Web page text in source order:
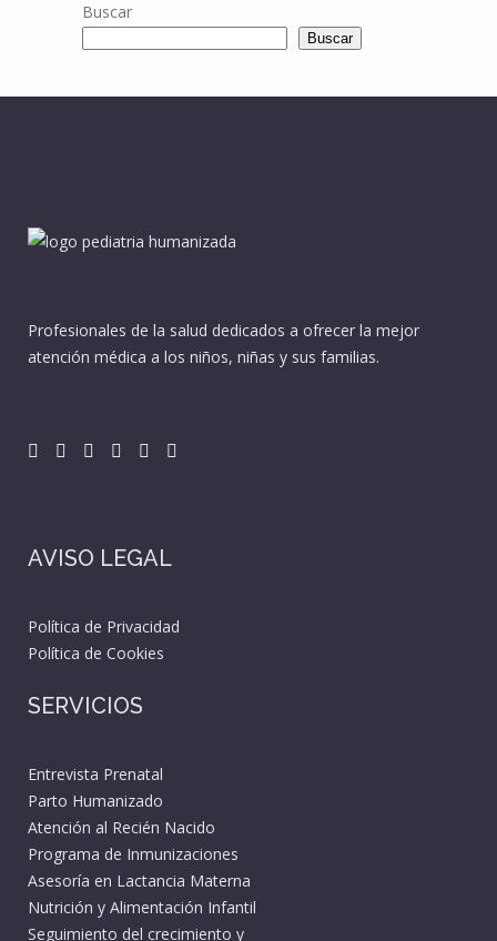
Buscar
Buscar
Profesionales de la salud dedicados a ofrecer la mejor
atención médica a los niños, niñas y sus familias.
AVISO LEGAL
Política de Privacidad
Política de Cookies
SERVICIOS
Entrevista Prenatal
Parto Humanizado
Atención al Recién Nacido
Programa de Inmunizaciones
Asesoría en Lactancia Materna
Nutrición y Alimentación Infantil
Seguimiento del crecimiento y